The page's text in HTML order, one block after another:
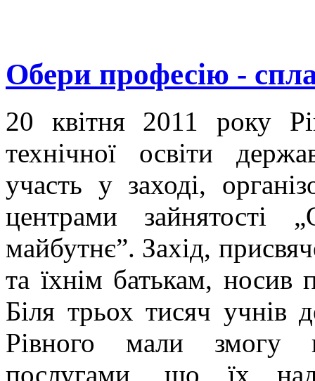
Обери професію -
20 квітня 2011 року
технічної освіти
участь у заході,
центрами зайнятості
майбутнє”. Захід,
та їхнім батькам, носив
Біля трьох тисяч учнів
Рівного мали змогу
послугами, що їх